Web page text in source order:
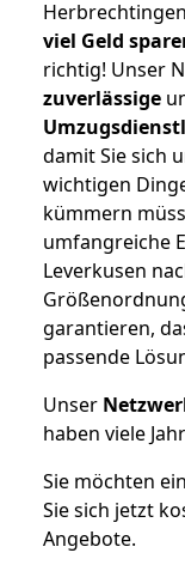
viel Geld
richtig! Unser
zuverlässige
damit Sie sich
wichtigen
kümmern
umfangreiche
Leverkusen
garantieren,
passende
Unser
haben viele
Sie möchten
Sie sich jetzt
Angebote.